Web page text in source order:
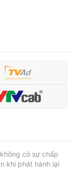
có sự chấp
khi phát hành lại